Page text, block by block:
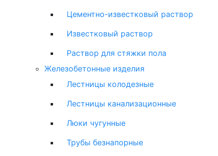
Цементно-известковый раствор
Известковый раствор
Раствор для стяжки пола
Железобетонные изделия
Лестницы колодезные
Лестницы канализационные
Люки чугунные
Трубы безнапорные